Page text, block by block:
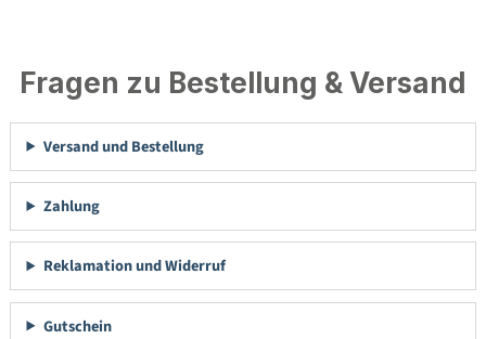
Fragen zu Bestellung & Versand
Versand und Bestellung
Zahlung
Reklamation und Widerruf
Gutschein